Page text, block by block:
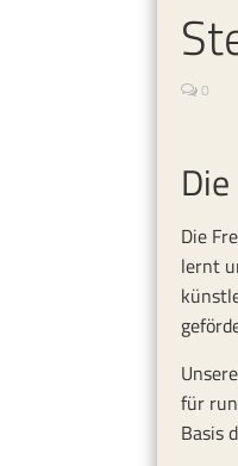
0
Die
lernt
für
Basis